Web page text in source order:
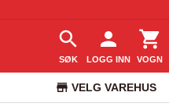
SØK LOGG INN VOGN
VELG VAREHUS